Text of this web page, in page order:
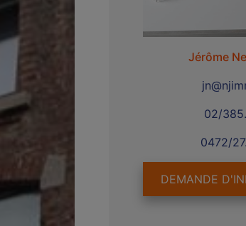
Jérôme
02/
0472/
DEMANDE